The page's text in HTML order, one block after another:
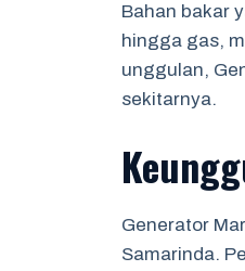
Bahan bakar
hingga gas,
unggulan,
sekitarnya.
Generator
Samarinda.